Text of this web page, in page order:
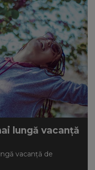
lungă vacanță
vacanță de